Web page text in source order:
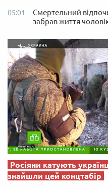
05:01
Смертельний
забрав життя
Росіяни катують
знайшли цей концтабір